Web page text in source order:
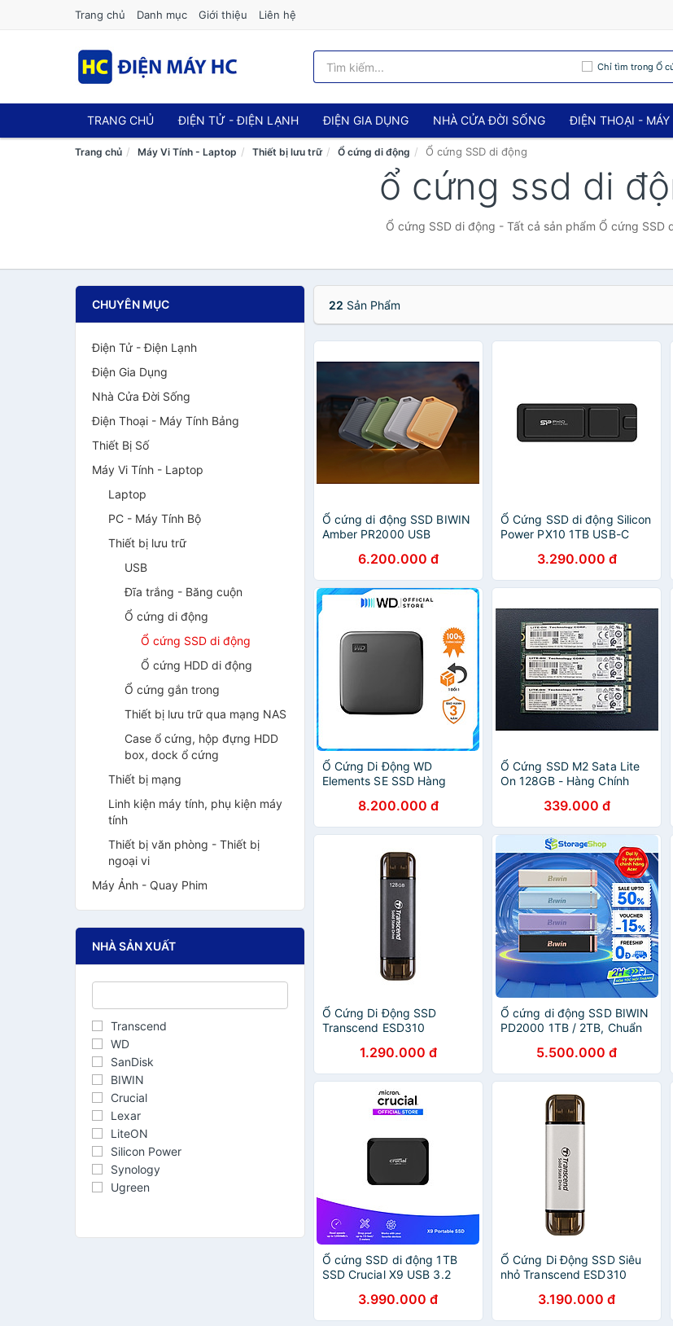
Trang chủ Danh mục Giới thiệu Liên hệ
Chỉ tìm trong Ổ
TRANG CHỦ ĐIỆN TỬ - ĐIỆN LẠNH ĐIỆN GIA DỤNG NHÀ CỬA ĐỜI SỐNG ĐIỆN THOẠI - MÁY
Trang chủ Máy Vi Tính - Laptop Thiết bị lưu trữ Ổ cứng di động Ổ cứng SSD di động
ổ cứng ssd di
Ổ cứng SSD di động - Tất cả sản phẩm Ổ cứng SSD
CHUYÊN MỤC
Điện Tử - Điện Lạnh
Điện Gia Dụng
Nhà Cửa Đời Sống
Điện Thoại - Máy Tính Bảng
Thiết Bị Số
Máy Vi Tính - Laptop
Laptop
PC - Máy Tính Bộ
Thiết bị lưu trữ
USB
Đĩa trắng - Băng cuộn
Ổ cứng di động
Ổ cứng SSD di động
Ổ cứng HDD di động
Ổ cứng gắn trong
Thiết bị lưu trữ qua mạng NAS
Case ổ cứng, hộp đựng HDD
box, dock ổ cứng
Thiết bị mạng
Linh kiện máy tính, phụ kiện máy
tính
Thiết bị văn phòng - Thiết bị
ngoại vi
Máy Ảnh - Quay Phim
NHÀ SẢN XUẤT
Transcend
WD
SanDisk
BIWIN
Crucial
Lexar
LiteON
Silicon Power
Synology
Ugreen
22 Sản Phẩm
Ổ cứng di động SSD BIWIN
Amber PR2000 USB
Windows/macOS/iOS/iPadOS
Hàng chính hãng
6.200.000 đ
Ổ Cứng SSD di động Silicon
Power PX10 1TB USB-C
Hàng Chính Hãng
3.290.000 đ
Ổ Cứng Di Động WD
Elements SE SSD Hàng
8.200.000 đ
Ổ Cứng SSD M2 Sata Lite
On 128GB - Hàng Chính
339.000 đ
Ổ Cứng Di Động SSD
Transcend ESD310
1.290.000 đ
Ổ cứng di động SSD BIWIN
PD2000 1TB / 2TB, Chuẩn
5 năm Hàng chính hãng
5.500.000 đ
Ổ cứng SSD di động 1TB
SSD Crucial X9 USB 3.2
- HÀNG CHÍNH HÃNG
3.990.000 đ
Ổ Cứng Di Động SSD Siêu
nhỏ Transcend ESD310
TS512GESD310 - Hàng
Chính Hãng
3.190.000 đ